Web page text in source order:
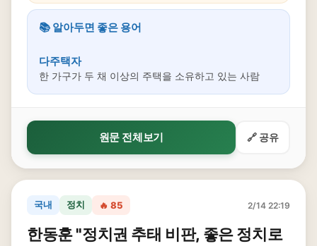
📚 알아두면 좋은 용어
다주택자
한 가구가 두 채 이상의 주택을 소유하고 있는 사람
원문 전체보기 🔗 공유
국내 정치 🔥 85 2/14 22:19
한동훈 "정치권 추태 비판, 좋은 정치로